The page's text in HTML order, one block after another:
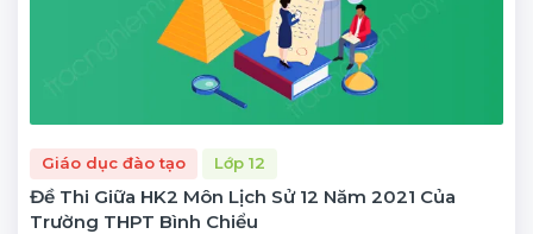
Giáo dục đào tạo Lớp 12
Đề Thi Giữa HK2 Môn Lịch Sử 12 Năm 2021 Của
Trường THPT Bình Chiểu